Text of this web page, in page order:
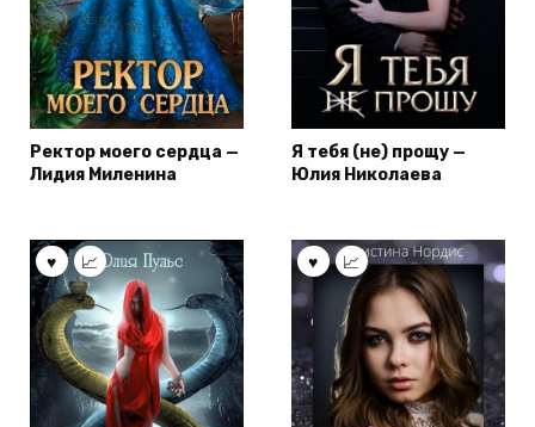
Ректор моего сердца —
Лидия Миленина
Я тебя (не) прощу —
Юлия Николаева